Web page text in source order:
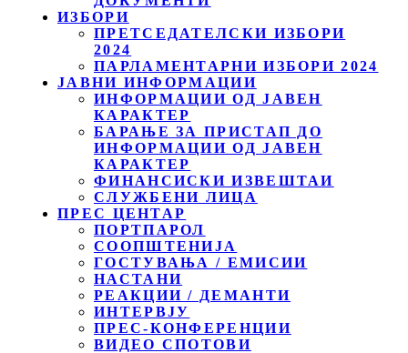
ИЗБОРИ
ПРЕТСЕДАТЕЛСКИ ИЗБОРИ
2024
ПАРЛАМЕНТАРНИ ИЗБОРИ 2024
ЈАВНИ ИНФОРМАЦИИ
ИНФОРМАЦИИ ОД ЈАВЕН
КАРАКТЕР
БАРАЊЕ ЗА ПРИСТАП ДО
ИНФОРМАЦИИ ОД ЈАВЕН
КАРАКТЕР
ФИНАНСИСКИ ИЗВЕШТАИ
СЛУЖБЕНИ ЛИЦА
ПРЕС ЦЕНТАР
ПОРТПАРОЛ
СООПШТЕНИЈА
ГОСТУВАЊА / ЕМИСИИ
НАСТАНИ
РЕАКЦИИ / ДЕМАНТИ
ИНТЕРВЈУ
ПРЕС-КОНФЕРЕНЦИИ
ВИДЕО СПОТОВИ